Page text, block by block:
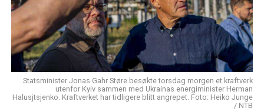
Statsminister Jonas Gahr Støre besøkte torsdag morgen et kraftverk
utenfor Kyiv sammen med Ukrainas energiminister Herman
Halusjtsjenko. Kraftverket har tidligere blitt angrepet. Foto: Heiko Junge
/ NTB